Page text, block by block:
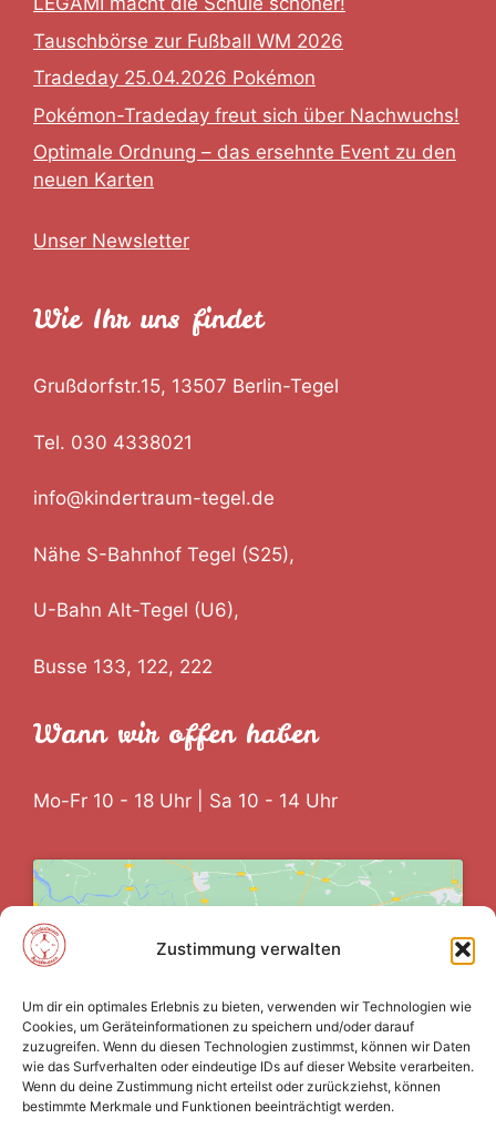
Zustimmung verwalten
Um dir ein optimales Erlebnis zu bieten, verwenden wir Technologien wie
Cookies, um Geräteinformationen zu speichern und/oder darauf
zuzugreifen. Wenn du diesen Technologien zustimmst, können wir Daten
wie das Surfverhalten oder eindeutige IDs auf dieser Website verarbeiten.
Wenn du deine Zustimmung nicht erteilst oder zurückziehst, können
bestimmte Merkmale und Funktionen beeinträchtigt werden.
Tauschbörse zur Fußball WM 2026
Tradeday 25.04.2026 Pokémon
Pokémon-Tradeday freut sich über Nachwuchs!
Optimale Ordnung – das ersehnte Event zu den
neuen Karten
Unser Newsletter
Wie Ihr uns findet
Grußdorfstr.15, 13507 Berlin-Tegel
Tel. 030 4338021
info@kindertraum-tegel.de
Nähe S-Bahnhof Tegel (S25),
U-Bahn Alt-Tegel (U6),
Busse 133, 122, 222
Wann wir offen haben
Mo-Fr 10 - 18 Uhr | Sa 10 - 14 Uhr
Klicke auf "Ich stimme zu", um Google
Cookie-Richtlinie
Ich stimme zu